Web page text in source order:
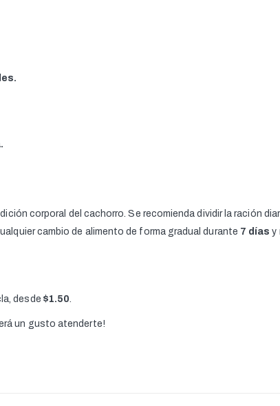
corporal del cachorro. Se recomienda dividir la ración
cambio de alimento de forma gradual durante 7 días y
desde $1.50.
un gusto atenderte!